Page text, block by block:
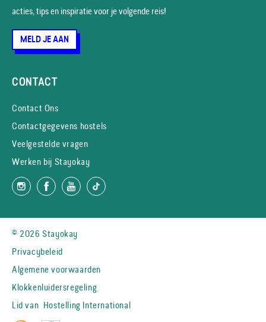
acties, tips en inspiratie voor je volgende reis!
MELD JE AAN
CONTACT
Contact Ons
Contactgegevens hostels
Veelgestelde vragen
Werken bij Stayokay
© 2026 Stayokay
Privacybeleid
Algemene voorwaarden
Klokkenluidersregeling
Lid van Hostelling International